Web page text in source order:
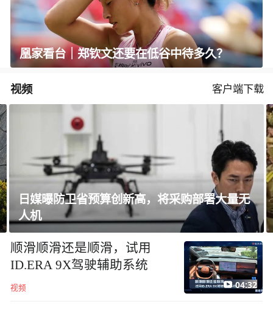
凰家看台｜郑钦文还要在低谷中待多久？
视频 客户端下载
日媒曝防卫省预算创新高，将采购部署大量无
人机
顺滑顺滑还是顺滑，试用
ID.ERA 9X驾驶辅助系统
视频 04:32